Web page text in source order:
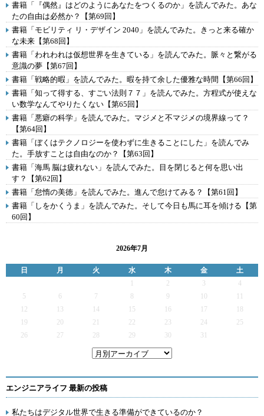
書籍「『偶然』はどのようにあなたをつくるのか」を読んでみた。あな
たの自由は必然か？【第69回】
書籍「モビリティ リ・デザイン 2040」を読んでみた。きっと来る確か
な未来【第68回】
書籍「われわれは仮想世界を生きている」を読んでみた。脈々と繋がる
意識の夢【第67回】
書籍「戦略的暇」を読んでみた。暇を持て余した優雅な時間【第66回】
書籍「知って得する、すごい法則７７」を読んでみた。方程式が使えな
い数学なんてやりたくない【第65回】
書籍「悪癖の科学」を読んでみた。マジメと不マジメの境界線って？
【第64回】
書籍「ぼくはテクノロジーを使わずに生きることにした」を読んでみ
た。手放すことは自由なのか？【第63回】
書籍「海馬 脳は疲れない」を読んでみた。目を閉じると何を思い出
す？【第62回】
書籍「怠惰の美徳」を読んでみた。進んで怠けてみる？【第61回】
書籍「しをかくうま」を読んでみた。そして今日も馬に耳を傾ける【第
60回】
2026年7月
日 月 火 水 木 金
土
2 3
4
5
6 7 9
12
13 14 15 16 17
19
20 21 22 23 24
25
26
27 28 29 30 31
エンジニアライフ 最新の投稿
私たちはデジタル世界で生きる準備ができているのか？